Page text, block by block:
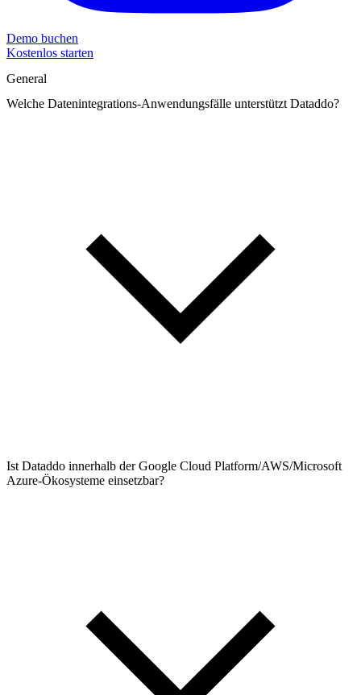
Demo buchen
Kostenlos starten
General
Welche Datenintegrations-Anwendungsfälle unterstützt Dataddo?
Ist Dataddo innerhalb der Google Cloud Platform/AWS/Microsoft
Azure-Ökosysteme einsetzbar?